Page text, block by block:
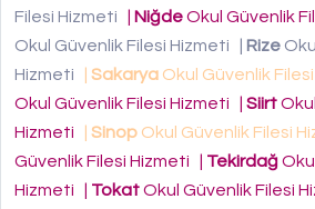
Filesi Hizmeti
NiğdeOkul Güvenlik
Okul Güvenlik Filesi Hizmeti
Rize
Hizmeti
Sakarya Okul Güvenlik
Okul Güvenlik Filesi Hizmeti
Siirt
Hizmeti
Sinop Okul Güvenlik Filesi
Güvenlik Filesi Hizmeti
Tekirdağ
Hizmeti
TokatOkul Güvenlik Filesi